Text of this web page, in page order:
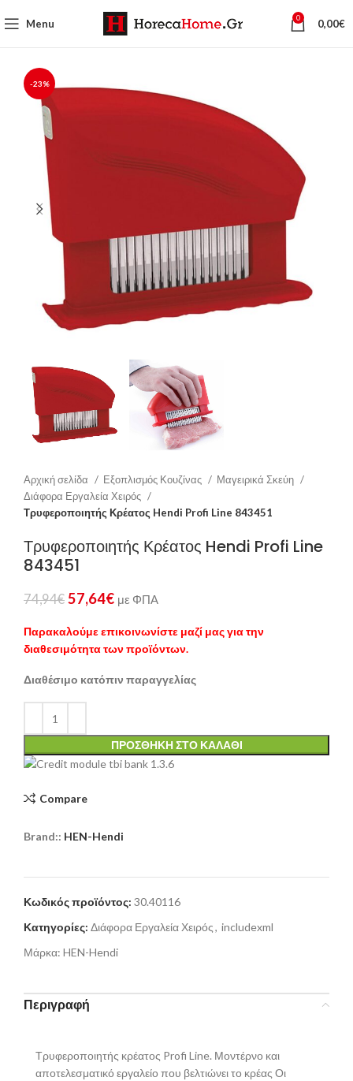
Menu 0 0,00€
-23%
Αρχική σελίδα Εξοπλισμός Κουζίνας
Μαγειρικά Σκεύη
Διάφορα Εργαλεία Χειρός
Τρυφεροποιητής Κρέατος Hendi Profi Line 843451
Τρυφεροποιητής Κρέατος Hendi Profi Line
843451
74,94€ 57,64€ με ΦΠΑ
Παρακαλούμε επικοινωνίστε μαζί μας για την
διαθεσιμότητα των προϊόντων.
Διαθέσιμο κατόπιν παραγγελίας
ΠΡΟΣΘΉΚΗ ΣΤΟ ΚΑΛΆΘΙ
Compare
Brand:: HEN-Hendi
Κωδικός προϊόντος: 30.40116
Κατηγορίες: Διάφορα Εργαλεία Χειρός, includexml
Μάρκα: HEN-Hendi
Περιγραφή
Τρυφεροποιητής κρέατος Profi Line. Μοντέρνο και
αποτελεσματικό εργαλείο που βελτιώνει το κρέας Οι